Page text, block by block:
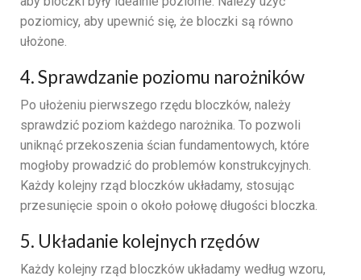
poziomicy, aby upewnić się, że bloczki są równo
ułożone.
4. Sprawdzanie poziomu narożników
Po ułożeniu pierwszego rzędu bloczków, należy
sprawdzić poziom każdego narożnika. To pozwoli
uniknąć przekoszenia ścian fundamentowych, które
mogłoby prowadzić do problemów konstrukcyjnych.
Każdy kolejny rząd bloczków układamy, stosując
przesunięcie spoin o około połowę długości bloczka.
5. Układanie kolejnych rzędów
Każdy kolejny rząd bloczków układamy według wzoru,